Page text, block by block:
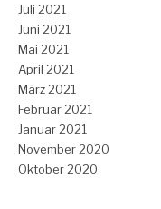
Juli 2021
Juni 2021
Mai 2021
April 2021
März 2021
Februar 2021
Januar 2021
November 2020
Oktober 2020